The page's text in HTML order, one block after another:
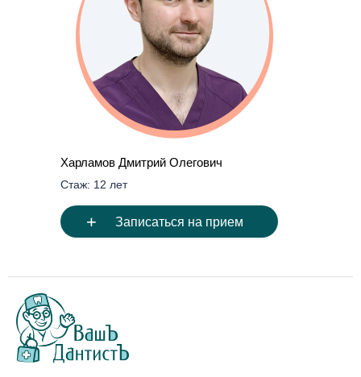
Харламов Дмитрий Олегович
Стаж: 12 лет
+ Записаться на прием